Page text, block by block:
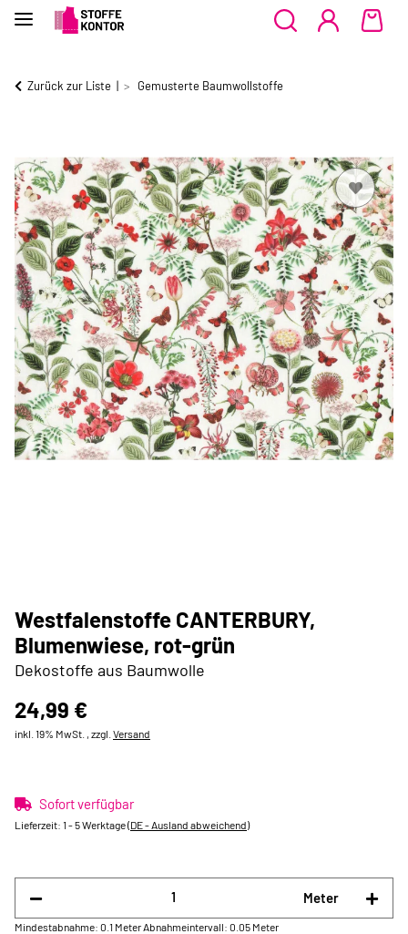
Zurück zur Liste Gemusterte Baumwollstoffe
Westfalenstoffe CANTERBURY,
Blumenwiese, rot-grün
Dekostoffe aus Baumwolle
24,99 €
inkl. 19% MwSt. , zzgl. Versand
Sofort verfügbar
Lieferzeit: 1 - 5 Werktage(DE - Ausland abweichend)
Meter
Mindestabnahme: 0.1 Meter Abnahmeintervall: 0.05 Meter